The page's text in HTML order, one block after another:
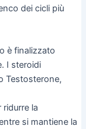
dei cicli più
è finalizzato
I steroidi
Testosterone,
ridurre la
si mantiene la